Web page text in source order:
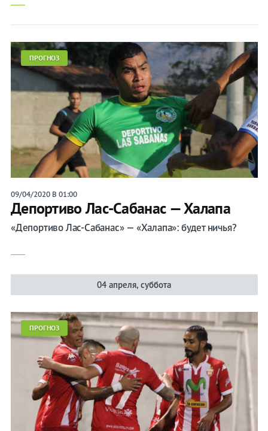
ПРОГНОЗ
09/04/2020 В 01:00
Депортиво Лас-Сабанас — Халапа
«Депортиво Лас-Сабанас» — «Халапа»: будет ничья?
04 апреля, суббота
ПРОГНОЗ